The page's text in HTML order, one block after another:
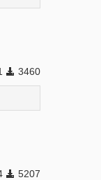
3460
5207